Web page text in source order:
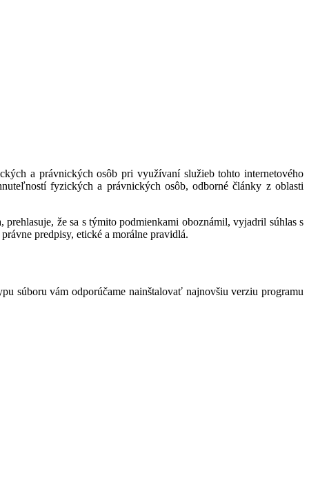
a právnických osôb pri využívaní služieb tohto internetového
fyzických a právnických osôb, odborné články z oblasti
že sa s týmito podmienkami oboznámil, vyjadril súhlas s
predpisy, etické a morálne pravidlá.
súboru vám odporúčame nainštalovať najnovšiu verziu programu